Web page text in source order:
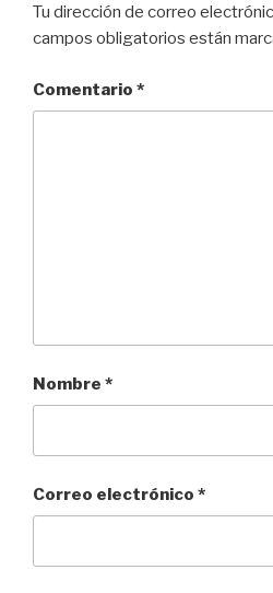
Tu dirección de correo
campos obligatorios están
Comentario *
Nombre *
Correo electrónico *